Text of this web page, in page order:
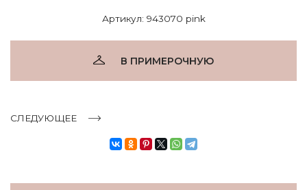
Артикул: 943070 pink
В ПРИМЕРОЧНУЮ
СЛЕДУЮЩЕЕ